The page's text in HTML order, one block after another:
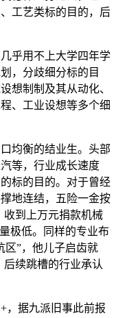
工艺类标的目的，后
乎用不上大学四年学
，分歧细分标的目
想制制及其从动化、
、工业设想等多个细
均衡的结业生。头部
等，行业成长速度
标的目的。对于曾经
地连结，五险一金按
收到上万元捐款机械
极低。同样的专业布
区”，他儿子启齿就
后续跳槽的行业承认
据九派旧事此前报